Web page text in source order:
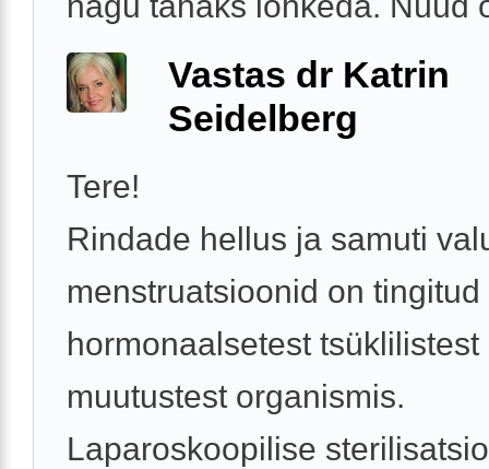
Vastas dr Katrin
Seidelberg
Tere!
Rindade hellus ja samuti
menstruatsioonid on tingitud
hormonaalsetest tsüklilistest
muutustest organismis.
Laparoskoopilise